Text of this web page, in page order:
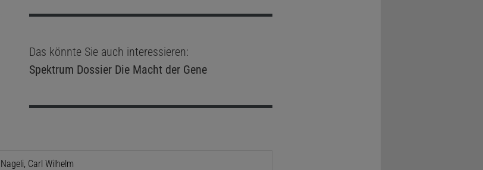
Das könnte Sie auch interessieren:
Spektrum DossierDie Macht der Gene
Nageli, Carl Wilhelm